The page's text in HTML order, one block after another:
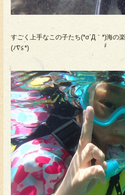
すごく上手なこの子たち(*σ´Д｀*)海の
(ﾉ∇≦*)